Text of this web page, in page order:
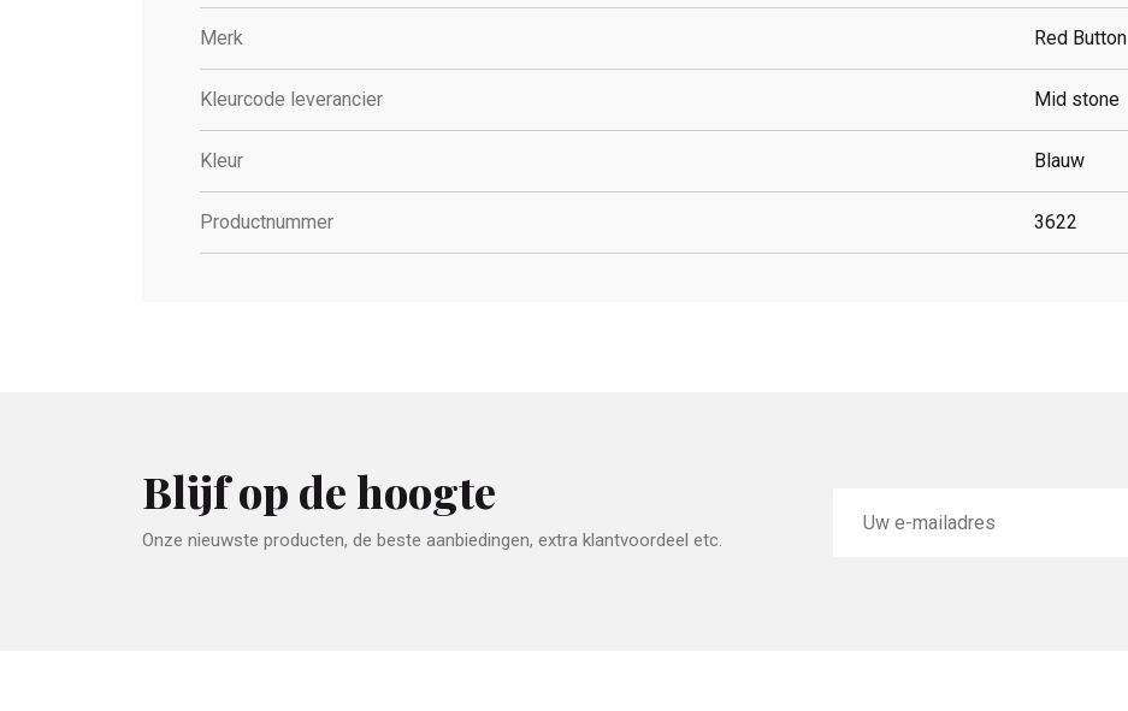
Merk Red Button
Kleurcode leverancier Mid stone
Kleur Blauw
Productnummer 3622
Blijf op de hoogte
Onze nieuwste producten, de beste aanbiedingen, extra klantvoordeel etc.
mailadres